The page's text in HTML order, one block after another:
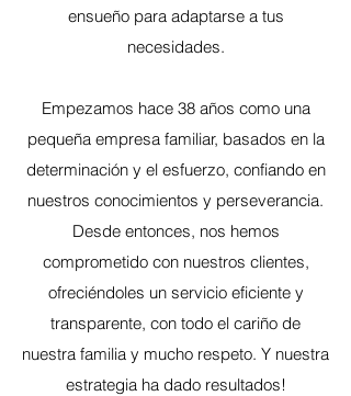
ensueño para adaptarse a tus
necesidades.
Empezamos hace 38 años como una
pequeña empresa familiar, basados en la
determinación y el esfuerzo, confiando en
nuestros conocimientos y perseverancia.
Desde entonces, nos hemos
comprometido con nuestros clientes,
ofreciéndoles un servicio eficiente y
transparente, con todo el cariño de
nuestra familia y mucho respeto. Y nuestra
estrategia ha dado resultados!